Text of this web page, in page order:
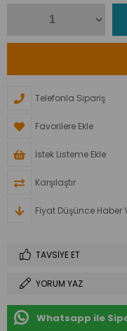
Telefonla Sipariş
Favorilere Ekle
İstek Listeme Ekle
Karşılaştır
Fiyat Düşünce Haber
TAVSIYE ET
YORUM YAZ
Whatsapp ile